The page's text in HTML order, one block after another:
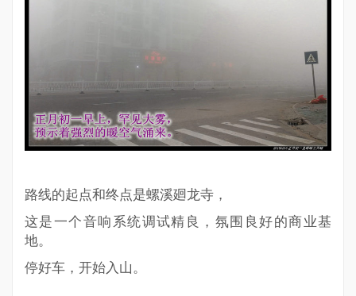
路线的起点和终点是螺溪廻龙寺，
这是一个音响系统调试精良，氛围良好的商业基
地。
停好车，开始入山。